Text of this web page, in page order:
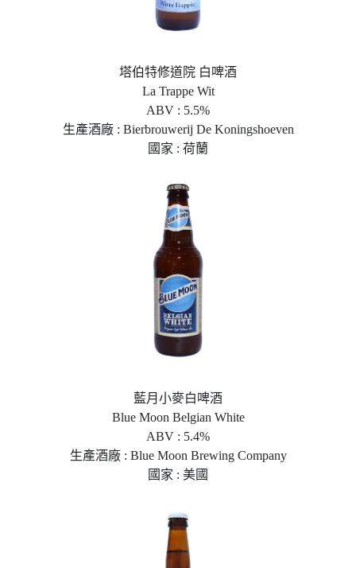
塔伯特修道院 白啤酒
La Trappe Wit
ABV : 5.5%
生產酒廠 : Bierbrouwerij De Koningshoeven
國家 : 荷蘭
藍月小麥白啤酒
Blue Moon Belgian White
ABV : 5.4%
生產酒廠 : Blue Moon Brewing Company
國家 : 美國